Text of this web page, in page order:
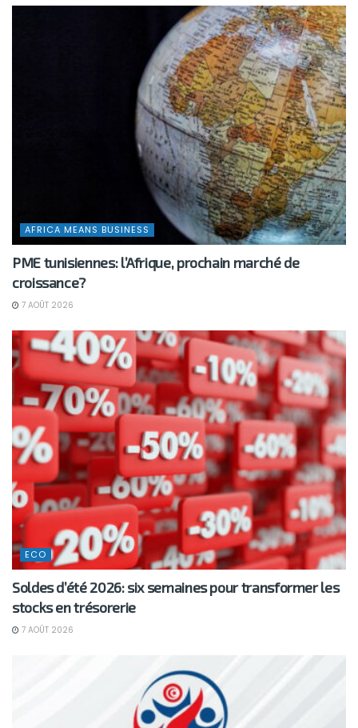
AFRICA MEANS BUSINESS
PME tunisiennes: l’Afrique, prochain marché de
croissance?
7 AOÛT 2026
ECO
Soldes d’été 2026: six semaines pour transformer les
stocks en trésorerie
7 AOÛT 2026